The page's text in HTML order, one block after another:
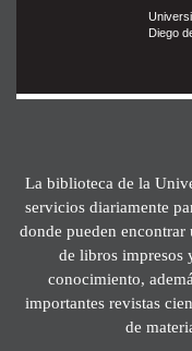
Diego
La biblioteca de la
servicios diariamente
donde pueden
de libros impresos
conocimiento,
importantes revistas
de